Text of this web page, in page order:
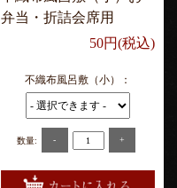
弁当・折詰会席用
50円(税込)
不織布風呂敷（小）：
数量: - +